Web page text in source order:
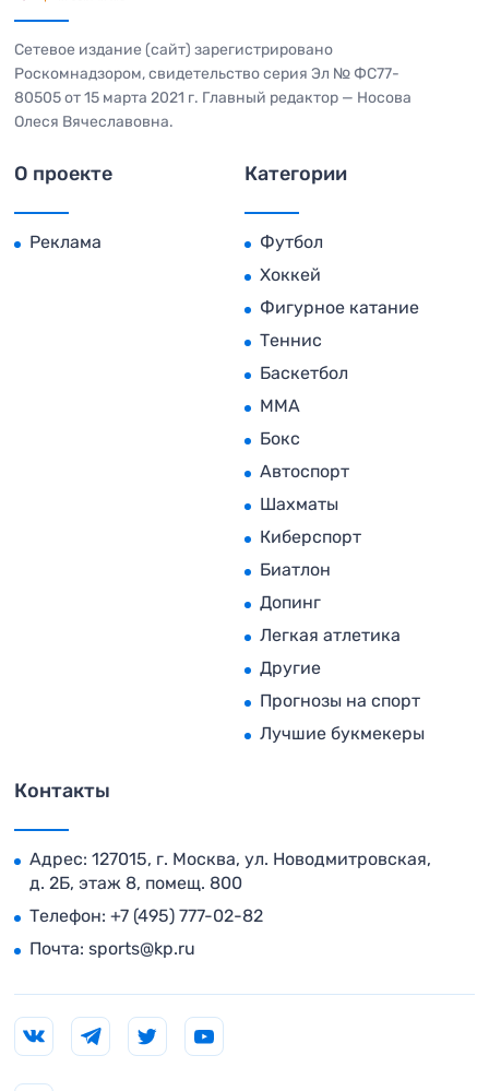
Сетевое издание (сайт) зарегистрировано
Роскомнадзором, свидетельство серия Эл № ФС77-
80505 от 15 марта 2021 г. Главный редактор — Носова
Олеся Вячеславовна.
О проекте
Реклама
Категории
Футбол
Хоккей
Фигурное катание
Теннис
Баскетбол
MMA
Бокс
Автоспорт
Шахматы
Киберспорт
Биатлон
Допинг
Легкая атлетика
Другие
Прогнозы на спорт
Лучшие букмекеры
Контакты
Адрес: 127015, г. Москва, ул. Новодмитровская,
д. 2Б, этаж 8, помещ. 800
Телефон: +7 (495) 777-02-82
Почта: sports@kp.ru